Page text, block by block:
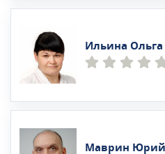
Ильина
Маврин